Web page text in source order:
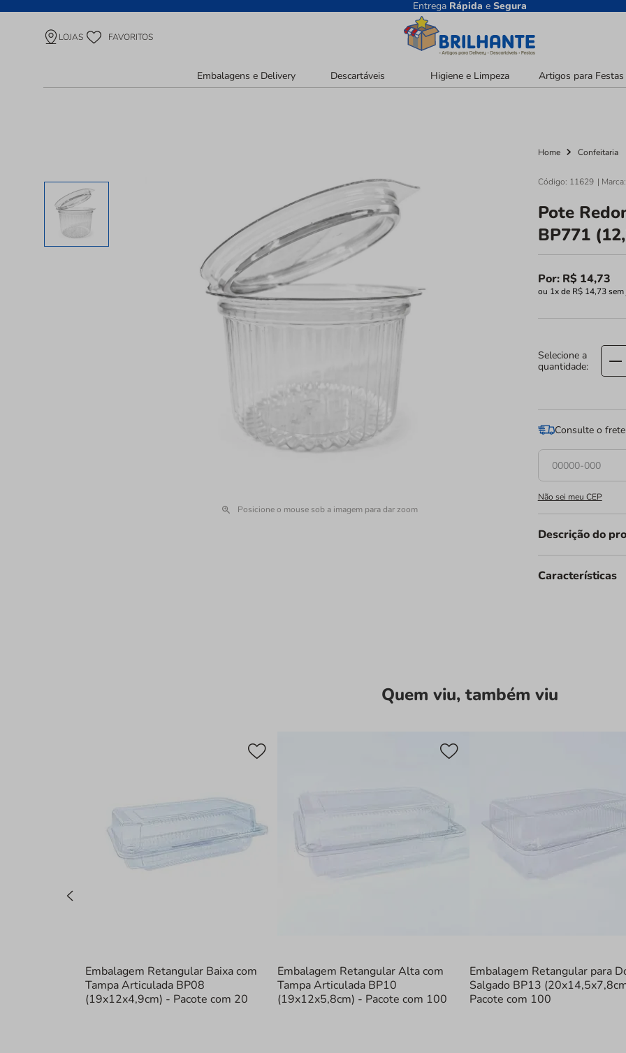
Entrega Rápida e Segura
LOJAS FAVORITOS
Embalagens e Delivery Descartáveis Higiene e Limpeza Artigos para Festas
Posicione o mouse sob a imagem para dar zoom
Home Confeitaria
Código: 11629
Pote
BP771
Por: R$ 14,73
ou 1x de R$ 14,73sem
Consulte o
Não sei meu CEP
Descrição do
OPote Redondo
solução
Praticidade
seguro e
doces,
produto
Detalhes que
cliente visualize o
Marca:
Material:
Características
Quem viu, também viu
Embalagem Retangular Baixa com
Tampa Articulada BP08
(19x12x4,9cm) - Pacote com 20
Embalagem Retangular Alta com
Tampa Articulada BP10
(19x12x5,8cm) - Pacote com 100
Embalagem Retangular para
Salgado BP13
Pacote com 100